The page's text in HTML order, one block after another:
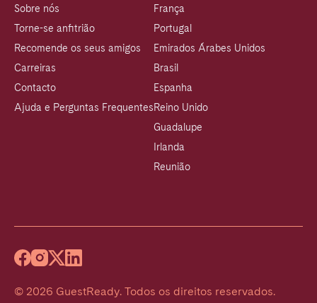
Sobre nós
Torne-se anfitrião
Recomende os seus amigos
Carreiras
Contacto
Ajuda e Perguntas Frequentes
França
Portugal
Emirados Árabes Unidos
Brasil
Espanha
Reino Unido
Guadalupe
Irlanda
Reunião
© 2026 GuestReady. Todos os direitos reservados.